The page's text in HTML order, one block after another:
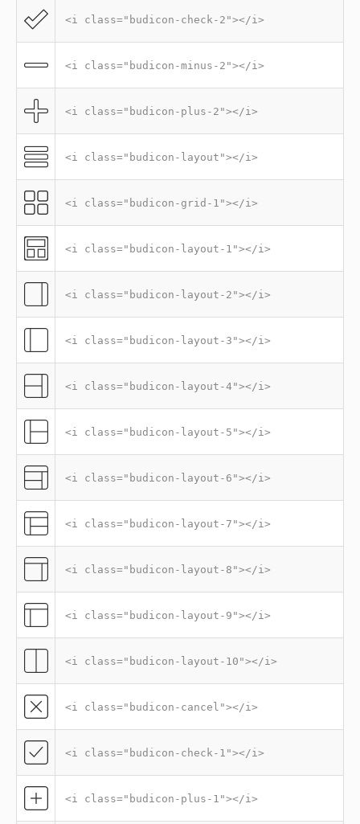
<i class="budicon-check-2"></i>
<i class="budicon-minus-2"></i>
<i class="budicon-plus-2"></i>
<i class="budicon-layout"></i>
<i class="budicon-grid-1"></i>
<i class="budicon-layout-1"></i>
<i class="budicon-layout-2"></i>
<i class="budicon-layout-3"></i>
<i class="budicon-layout-4"></i>
<i class="budicon-layout-5"></i>
<i class="budicon-layout-6"></i>
<i class="budicon-layout-7"></i>
<i class="budicon-layout-8"></i>
<i class="budicon-layout-9"></i>
<i class="budicon-layout-10"></i>
<i class="budicon-cancel"></i>
<i class="budicon-check-1"></i>
<i class="budicon-plus-1"></i>